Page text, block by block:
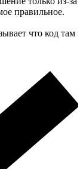
правильное.
что код там